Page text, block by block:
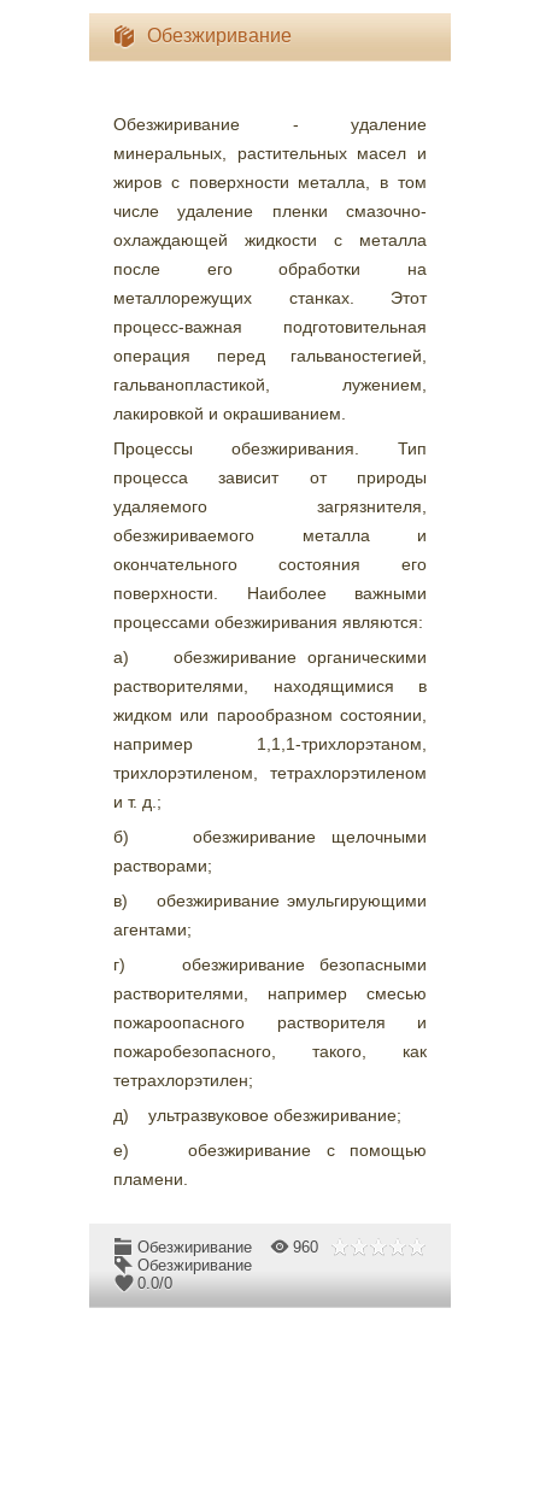
Обезжиривание
Обезжиривание - удаление
минеральных, растительных масел и
жиров с поверхности металла, в том
числе удаление пленки смазочно-
охлаждающей жидкости с металла
после его обработки на
металлорежущих станках. Этот
процесс-важная подготовительная
операция перед гальваностегией,
гальванопластикой, лужением,
лакировкой и окрашиванием.
Процессы обезжиривания. Тип
процесса зависит от природы
удаляемого загрязнителя,
обезжириваемого металла и
окончательного состояния его
поверхности. Наиболее важными
процессами обезжиривания являются:
а) обезжиривание органическими
растворителями, находящимися в
жидком или парообразном состоянии,
например 1,1,1-трихлорэтаном,
трихлорэтиленом, тетрахлорэтиленом
и т. д.;
б) обезжиривание щелочными
растворами;
в) обезжиривание эмульгирующими
агентами;
г) обезжиривание безопасными
растворителями, например смесью
пожароопасного растворителя и
пожаробезопасного, такого, как
тетрахлорэтилен;
д) ультразвуковое обезжиривание;
е) обезжиривание с помощью
пламени.
Обезжиривание
960
Обезжиривание
0.0/0